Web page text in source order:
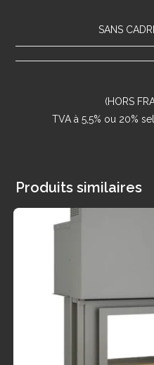
SANS
(HORS
TVA à 5,5% ou 20%
Produits similaires